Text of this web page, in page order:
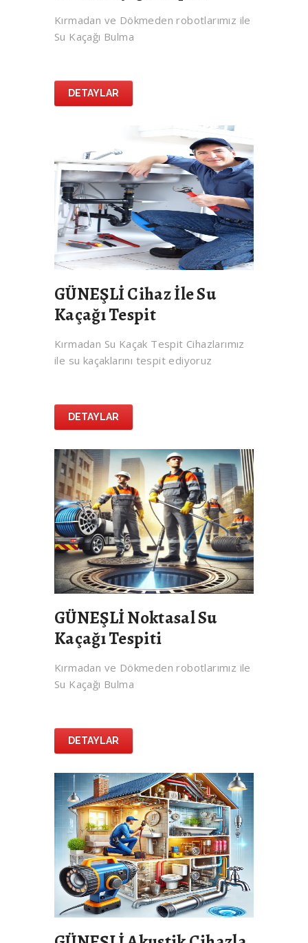
Kırmadan ve Dökmeden robotlarımız ile
Su Kaçağı Bulma
DETAYLAR
GÜNEŞLİ Cihaz İle Su
Kaçağı Tespit
Kırmadan Su Kaçak Tespit Cihazlarımız
ile su kaçaklarını tespit ediyoruz
DETAYLAR
GÜNEŞLİ Noktasal Su
Kaçağı Tespiti
Kırmadan ve Dökmeden robotlarımız ile
Su Kaçağı Bulma
DETAYLAR